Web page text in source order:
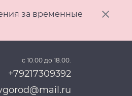
за временные
с 10.00 до 18.00.
+79217309392